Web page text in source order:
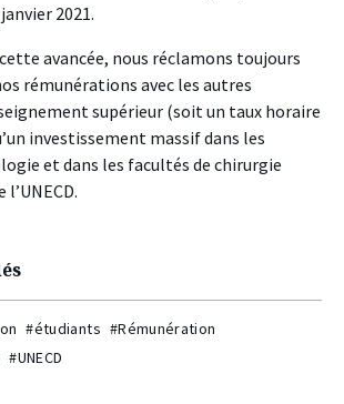
2021.
avancée, nous réclamons toujours
rémunérations avec les autres
supérieur (soit un taux horaire
investissement massif dans les
et dans les facultés de chirurgie
#étudiants #Rémunération
#UNECD